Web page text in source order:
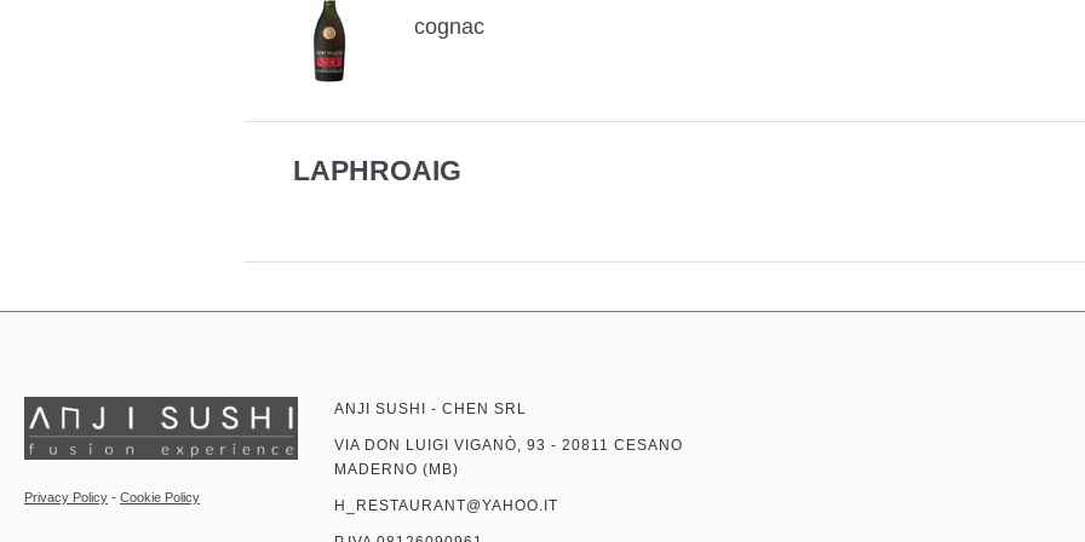
cognac
LAPHROAIG
Privacy Policy - Cookie Policy
ANJI SUSHI - CHEN SRL
VIA DON LUIGI VIGANÒ, 93 - 20811 CESANO
MADERNO (MB)
H_RESTAURANT@YAHOO.IT